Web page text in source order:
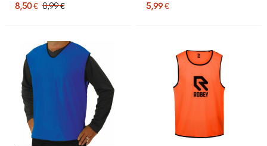
8,50 € 8,99 € 5,99 €